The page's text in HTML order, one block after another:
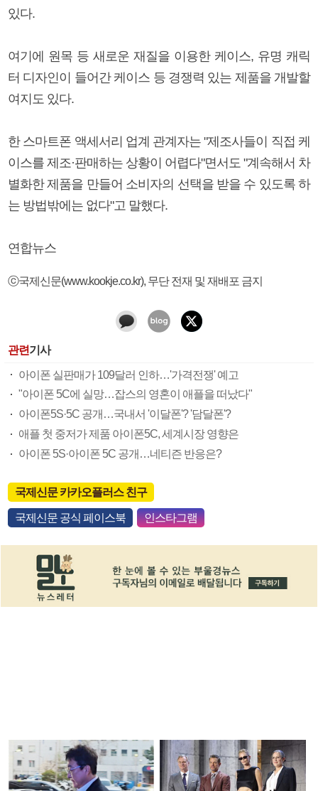
있다.
여기에 원목 등 새로운 재질을 이용한 케이스, 유명 캐릭
터 디자인이 들어간 케이스 등 경쟁력 있는 제품을 개발할
여지도 있다.
한 스마트폰 액세서리 업계 관계자는 "제조사들이 직접 케
이스를 제조·판매하는 상황이 어렵다"면서도 "계속해서 차
별화한 제품을 만들어 소비자의 선택을 받을 수 있도록 하
는 방법밖에는 없다"고 말했다.
연합뉴스
ⓒ국제신문(www.kookje.co.kr), 무단 전재 및 재배포 금지
관련기사
아이폰 실판매가 109달러 인하…'가격전쟁' 예고
"아이폰 5C에 실망…잡스의 영혼이 애플을 떠났다"
아이폰5S·5C 공개…국내서 '이달폰'? '담달폰'?
애플 첫 중저가 제품 아이폰5C, 세계시장 영향은
아이폰 5S·아이폰 5C 공개…네티즌 반응은?
국제신문 카카오플러스 친구
국제신문 공식 페이스북 인스타그램